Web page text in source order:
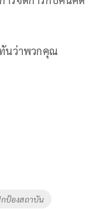
นว่าพวกคุณ
ป้องสถาบัน